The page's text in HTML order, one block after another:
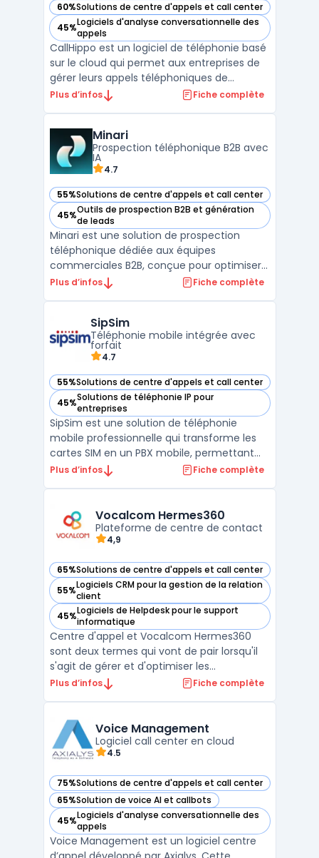
60%Solutions de centre d'appels et call center
— voir CallHippo dans cette catégorie
45%Logiciels d'analyse conversationnelle des
appels
— voir CallHippo dans cette catégorie
CallHippo est un logiciel de téléphonie basé
sur le cloud qui permet aux entreprises de
gérer leurs appels téléphoniques de
manière efficace et professionnelle. Il offre
distribution des appels, la messagerie
vocale, la ...
Plus d’infos Fiche complète
Minari
Prospection téléphonique B2B avec
IA
4.7
55%Solutions de centre d'appels et call center
— voir Minari dans cette catégorie
45%Outils de prospection B2B et génération
de leads
— voir Minari dans cette catégorie
Minari est une solution de prospection
téléphonique dédiée aux équipes
commerciales B2B, conçue pour optimiser
la gestion et l’efficacité des appels
le cold calling à grande échelle en
permettant d’a ...
Plus d’infos Fiche complète
SipSim
Téléphonie mobile intégrée avec
forfait
4.7
55%Solutions de centre d'appels et call center
— voir SipSim dans cette catégorie
45%Solutions de téléphonie IP pour
entreprises
— voir SipSim dans cette catégorie
SipSim est une solution de téléphonie
mobile professionnelle qui transforme les
cartes SIM en un PBX mobile, permettant
aux entreprises d'unifier leurs
avancée avec les outils de CRM téléphonie,
elle optimise la gestion des a ...
Plus d’infos Fiche complète
Vocalcom Hermes360
Plateforme de centre de contact
4,9
65%Solutions de centre d'appels et call center
— voir Vocalcom Hermes360 dans cette catégorie
55%Logiciels CRM pour la gestion de la relation
client
— voir Vocalcom Hermes360 dans cette catégorie
45%Logiciels de Helpdesk pour le support
informatique
— voir Vocalcom Hermes360 dans cette catégorie
Centre d'appel et Vocalcom Hermes360
sont deux termes qui vont de pair lorsqu'il
s'agit de gérer et d'optimiser les
performances d'un centre d'appel.
permet de gérer l'interaction client dans un
centre d'appel. Elle offre un ...
Plus d’infos Fiche complète
Voice Management
Logiciel call center en cloud
4.5
75%Solutions de centre d'appels et call center
— voir Voice Management dans cette catégorie
65%Solution de voice AI et callbots
— voir Voice Management dans cette catégorie
45%Logiciels d'analyse conversationnelle des
appels
— voir Voice Management dans cette catégorie
Voice Management est un logiciel centre